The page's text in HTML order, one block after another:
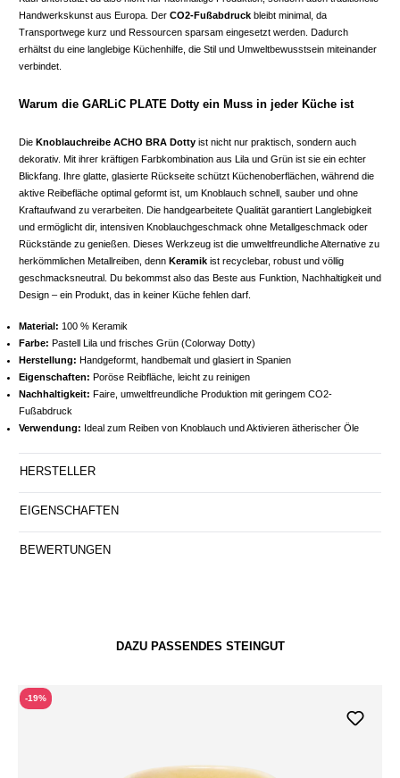
Handwerkskunst aus Europa. Der CO2-Fußabdruck bleibt minimal, da
Transportwege kurz und Ressourcen sparsam eingesetzt werden. Dadurch
erhältst du eine langlebige Küchenhilfe, die Stil und Umweltbewusstsein miteinander
verbindet.
Warum die GARLiC PLATE Dotty ein Muss in jeder Küche ist
Die Knoblauchreibe ACHO BRA Dotty ist nicht nur praktisch, sondern auch
dekorativ. Mit ihrer kräftigen Farbkombination aus Lila und Grün ist sie ein echter
Blickfang. Ihre glatte, glasierte Rückseite schützt Küchenoberflächen, während die
aktive Reibefläche optimal geformt ist, um Knoblauch schnell, sauber und ohne
Kraftaufwand zu verarbeiten. Die handgearbeitete Qualität garantiert Langlebigkeit
und ermöglicht dir, intensiven Knoblauchgeschmack ohne Metallgeschmack oder
Rückstände zu genießen. Dieses Werkzeug ist die umweltfreundliche Alternative zu
herkömmlichen Metallreiben, denn Keramik ist recyclebar, robust und völlig
geschmacksneutral. Du bekommst also das Beste aus Funktion, Nachhaltigkeit und
Design – ein Produkt, das in keiner Küche fehlen darf.
Material: 100 % Keramik
Farbe: Pastell Lila und frisches Grün (Colorway Dotty)
Herstellung: Handgeformt, handbemalt und glasiert in Spanien
Eigenschaften: Poröse Reibfläche, leicht zu reinigen
Nachhaltigkeit: Faire, umweltfreundliche Produktion mit geringem CO2-
Fußabdruck
Verwendung: Ideal zum Reiben von Knoblauch und Aktivieren ätherischer Öle
HERSTELLER
EIGENSCHAFTEN
BEWERTUNGEN
DAZU PASSENDES STEINGUT
-19%